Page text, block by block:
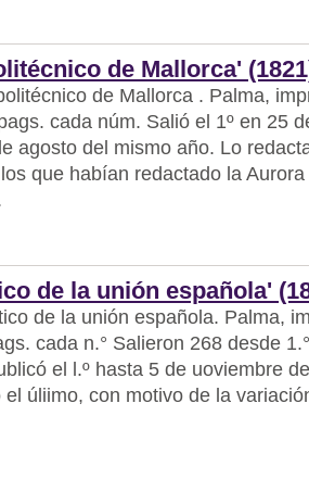
de Mallorca'
de Mallorca . Palma,
cada núm. Salió el 1º en 25
agosto del mismo año. Lo
que habían redactado la
de la unión española'
de la unión española. Palma,
cada n.° Salieron 268 desde
el l.º hasta 5 de uoviembre
úliimo, con motivo de la